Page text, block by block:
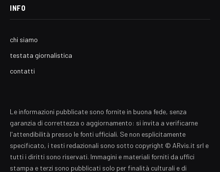
INFO
chi siamo
testata giornalistica
contatti
Le informazioni pubblicate sono fornite in buona fede, senza
garanzia di correttezza o aggiornamento: si invita a verificarne
l'attendibilità presso le fonti ufficiali. Se non esplicitamente
specificato, i testi redazionali sono sotto copyright © ARvis.it srl e
tutti i diritti sono riservati. Immagini e materiali forniti da uffici
stampa e terzi sono pubblicati solo per finalità culturali e di